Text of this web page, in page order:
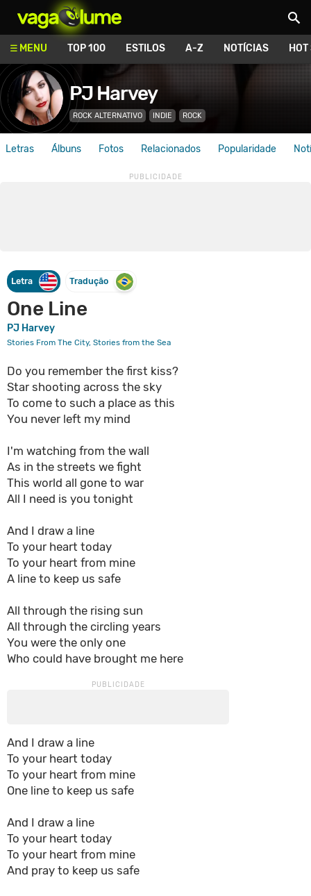
MENU TOP 100 ESTILOS A-Z NOTÍCIAS
PJ Harvey
ROCK ALTERNATIVO INDIE ROCK
Letras Álbuns Fotos Relacionados Popularidade
Letra Tradução
One Line
PJ Harvey
Stories From The City, Stories from the Sea
Do you remember the first kiss?
Star shooting across the sky
To come to such a place as this
You never left my mind
I'm watching from the wall
As in the streets we fight
This world all gone to war
All I need is you tonight
And I draw a line
To your heart today
To your heart from mine
A line to keep us safe
All through the rising sun
All through the circling years
You were the only one
Who could have brought me here
And I draw a line
To your heart today
To your heart from mine
One line to keep us safe
And I draw a line
To your heart today
To your heart from mine
And pray to keep us safe